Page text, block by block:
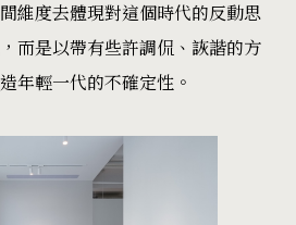
維度去體現對這個時代的反動思
而是以帶有些許調侃、詼諧的方
年輕一代的不確定性。